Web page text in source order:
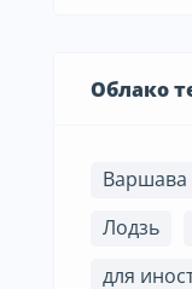
Облако
Варшава
Лодзь
для